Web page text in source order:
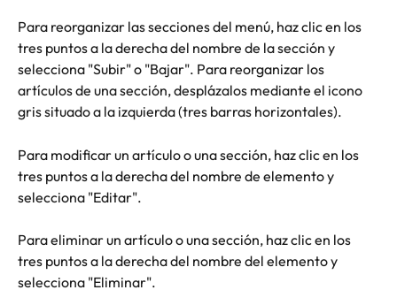
Para reorganizar las secciones del menú, haz clic en los
tres puntos a la derecha del nombre de la sección y
selecciona "Subir" o "Bajar". Para reorganizar los
artículos de una sección, desplázalos mediante el icono
gris situado a la izquierda (tres barras horizontales).
Para modificar un artículo o una sección, haz clic en los
tres puntos a la derecha del nombre de elemento y
selecciona "Editar".
Para eliminar un artículo o una sección, haz clic en los
tres puntos a la derecha del nombre del elemento y
selecciona "Eliminar".